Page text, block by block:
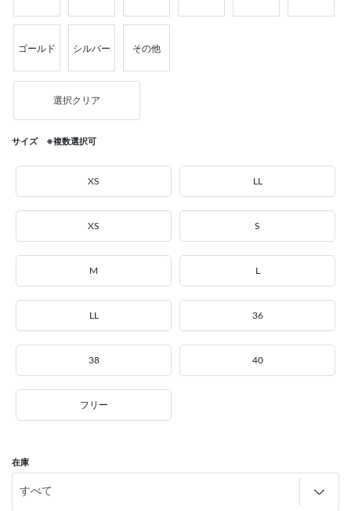
ゴールド シルバー その他
選択クリア
サイズ ※複数選択可
XS LL
XS S
M L
LL 36
38 40
フリー
在庫